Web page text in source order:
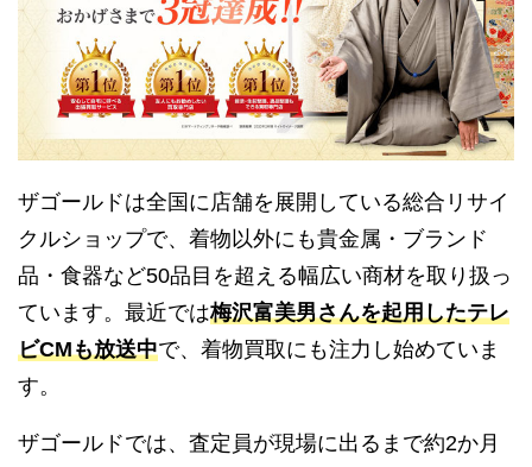
ザゴールドは全国に店舗を展開している総合リサイ
クルショップで、着物以外にも貴金属・ブランド
品・食器など50品目を超える幅広い商材を取り扱っ
ています。最近では梅沢富美男さんを起用したテレ
ビCMも放送中で、着物買取にも注力し始めていま
す。
ザゴールドでは、査定員が現場に出るまで約2か月